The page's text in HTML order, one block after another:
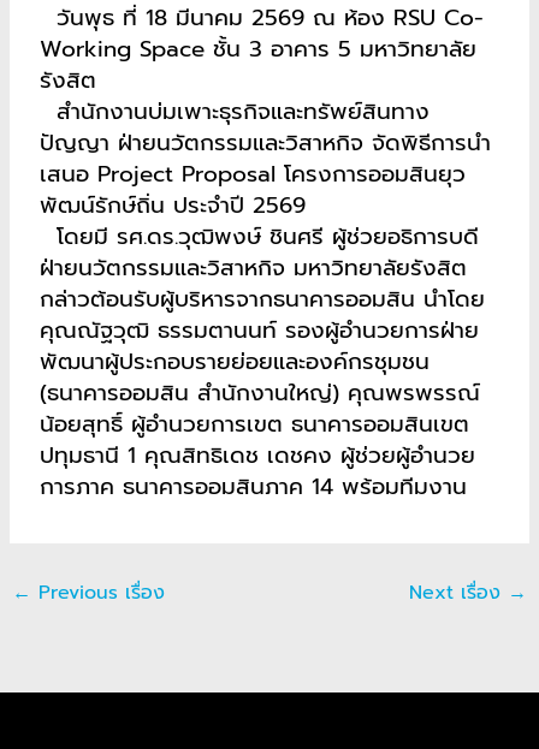
วันพุธ ที่ 18 มีนาคม 2569 ณ ห้อง RSU Co-
Working Space ชั้น 3 อาคาร 5 มหาวิทยาลัย
รังสิต
สำนักงานบ่มเพาะธุรกิจและทรัพย์สินทาง
ปัญญา ฝ่ายนวัตกรรมและวิสาหกิจ จัดพิธีการนำ
เสนอ Project Proposal โครงการออมสินยุว
พัฒน์รักษ์ถิ่น ประจำปี 2569
โดยมี รศ.ดร.วุฒิพงษ์ ชินศรี ผู้ช่วยอธิการบดี
ฝ่ายนวัตกรรมและวิสาหกิจ มหาวิทยาลัยรังสิต
กล่าวต้อนรับผู้บริหารจากธนาคารออมสิน นำโดย
คุณณัฐวุฒิ ธรรมตานนท์ รองผู้อำนวยการฝ่าย
พัฒนาผู้ประกอบรายย่อยและองค์กรชุมชน
(ธนาคารออมสิน สำนักงานใหญ่) คุณพรพรรณ์
น้อยสุทธิ์ ผู้อำนวยการเขต ธนาคารออมสินเขต
ปทุมธานี 1 คุณสิทธิเดช เดชคง ผู้ช่วยผู้อำนวย
การภาค ธนาคารออมสินภาค 14 พร้อมทีมงาน
← Previous เรื่อง Next เรื่อง →